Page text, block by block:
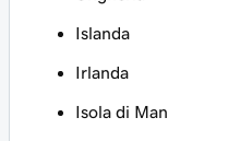
Islanda
Irlanda
Isola di Man